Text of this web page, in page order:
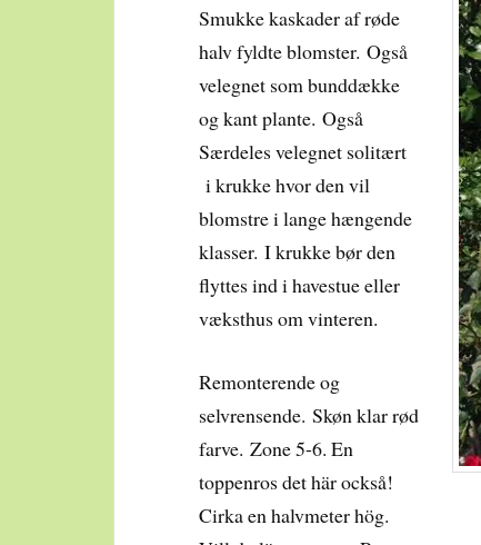
Smukke kaskader af røde
halv fyldte blomster. Også
velegnet som bunddække
og kant plante. Også
Særdeles velegnet solitært
i krukke hvor den vil
blomstre i lange hængende
klasser. I krukke bør den
flyttes ind i havestue eller
væksthus om vinteren.
Remonterende og
selvrensende. Skøn klar rød
farve. Zone 5-6. En
toppenros det här också!
Cirka en halvmeter hög.